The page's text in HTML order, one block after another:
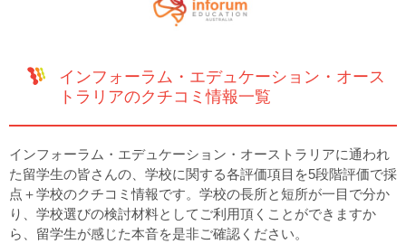
インフォーラム・エデュケーション・オース
トラリアのクチコミ情報一覧
インフォーラム・エデュケーション・オーストラリアに通われ
た留学生の皆さんの、学校に関する各評価項目を5段階評価で採
点＋学校のクチコミ情報です。学校の長所と短所が一目で分か
り、学校選びの検討材料としてご利用頂くことができますか
ら、留学生が感じた本音を是非ご確認ください。